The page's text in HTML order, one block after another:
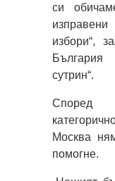
си
избори“,
сутрин“.
Според
Москва
помогне.